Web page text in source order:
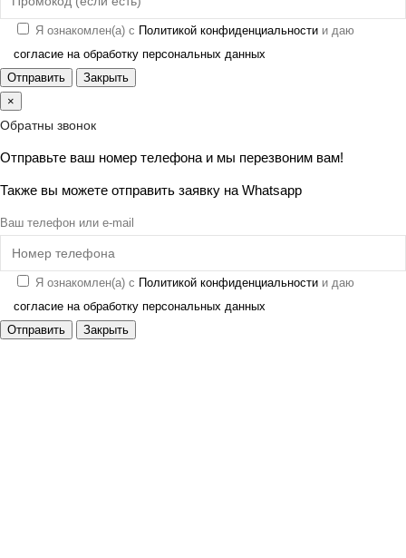
Я ознакомлен(а) с Политикой конфиденциальности и даю
согласие на обработку персональных данных
Отправить
Закрыть
×
Обратны звонок
Отправьте ваш номер телефона и мы перезвоним вам!
Также вы можете отправить заявку на Whatsapp
Ваш телефон или e-mail
Я ознакомлен(а) с Политикой конфиденциальности и даю
согласие на обработку персональных данных
Отправить
Закрыть